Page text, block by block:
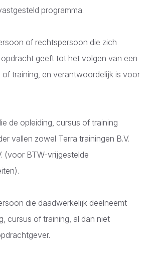
programma.
of rechtspersoon die zich
geeft tot het volgen van een
of training, en verantwoordelijk is voor
de opleiding, cursus of training
vallen zowel Terra trainingen B.V.
(voor BTW-vrijgestelde
die daadwerkelijk deelneemt
cursus of training, al dan niet